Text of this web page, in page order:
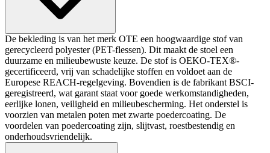
De bekleding is van het merk OTE een hoogwaardige stof van
gerecycleerd polyester (PET-flessen). Dit maakt de stoel een
duurzame en milieubewuste keuze. De stof is OEKO-TEX®-
gecertificeerd, vrij van schadelijke stoffen en voldoet aan de
Europese REACH-regelgeving. Bovendien is de fabrikant BSCI-
geregistreerd, wat garant staat voor goede werkomstandigheden,
eerlijke lonen, veiligheid en milieubescherming. Het onderstel is
voorzien van metalen poten met zwarte poedercoating. De
voordelen van poedercoating zijn, slijtvast, roestbestendig en
onderhoudsvriendelijk.